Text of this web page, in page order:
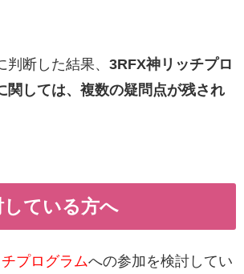
判断した結果、 3RFX神リッチプロ
関しては、複数の疑問点が残され
している方へ
プログラムへの参加を検討してい